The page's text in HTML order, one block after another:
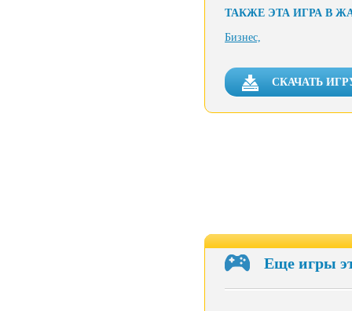
ТАКЖЕ ЭТА ИГРА В
Бизнес,
СКАЧАТЬ
Еще игры